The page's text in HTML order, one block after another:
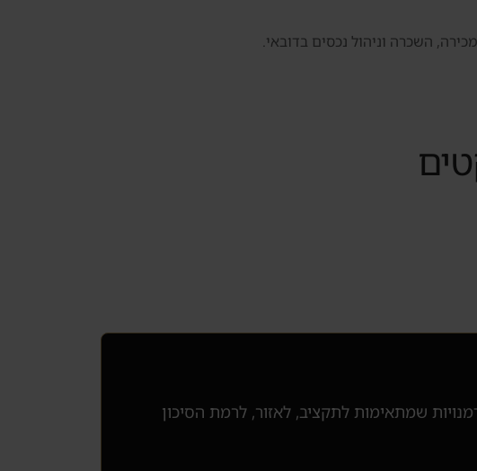
מציפה אתכם במאות פרויקטים. מתחילים בבדיקת התאמה קצרה, ואז מסננים 3 הזדמנויות שמתאימות לתקציב, לאזור, לרמת הסיכון